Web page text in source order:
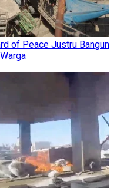
of Peace Justru Bangun